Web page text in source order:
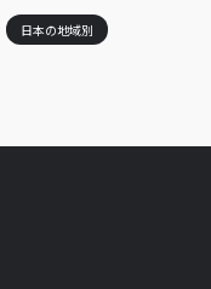
日本の地域別